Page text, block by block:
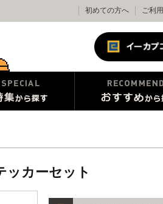
初めての方へ ご利
ッカーセット